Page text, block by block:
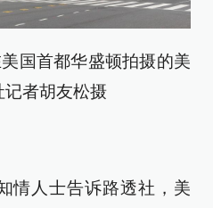
国首都华盛顿拍摄的美
记者胡友松摄
情人士告诉路透社，美